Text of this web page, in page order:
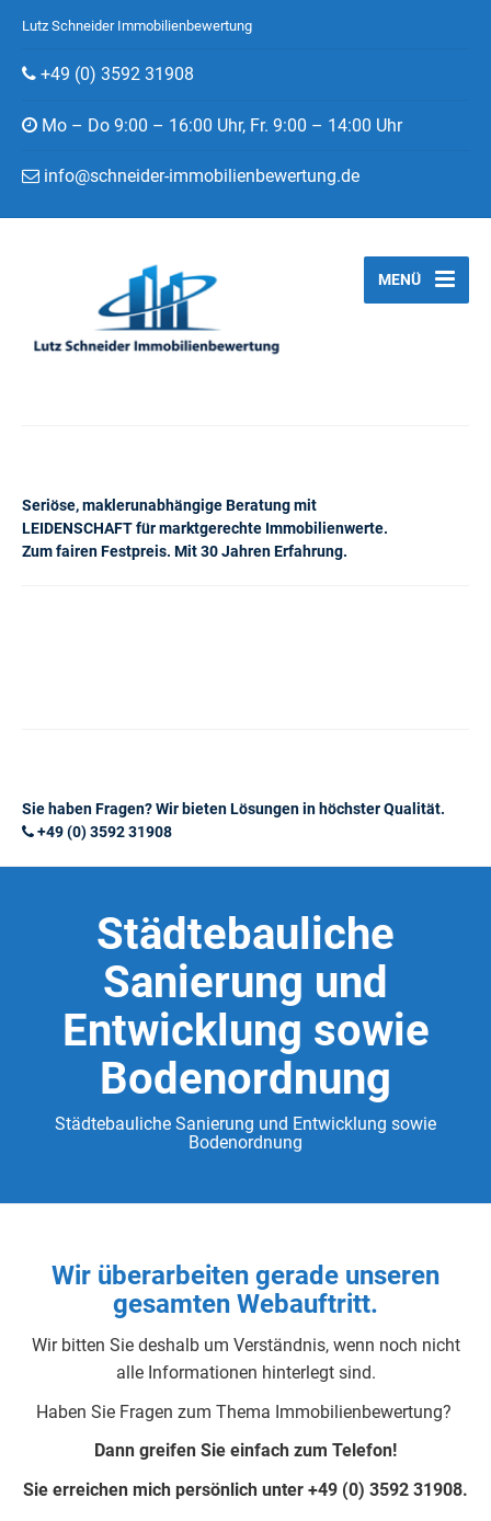
Lutz Schneider Immobilienbewertung
+49 (0) 3592 31908
Mo – Do 9:00 – 16:00 Uhr, Fr. 9:00 – 14:00 Uhr
info@schneider-immobilienbewertung.de
Seriöse, maklerunabhängige Beratung mit
LEIDENSCHAFT für marktgerechte Immobilienwerte.
Zum fairen Festpreis. Mit 30 Jahren Erfahrung.
MENÜ
Sie haben Fragen? Wir bieten Lösungen in höchster Qualität.
+49 (0) 3592 31908
Städtebauliche
Sanierung und
Entwicklung sowie
Bodenordnung
Städtebauliche Sanierung und Entwicklung sowie
Bodenordnung
Wir überarbeiten gerade unseren
gesamten Webauftritt.
Wir bitten Sie deshalb um Verständnis, wenn noch nicht
alle Informationen hinterlegt sind.
Haben Sie Fragen zum Thema Immobilienbewertung?
Dann greifen Sie einfach zum Telefon!
Sie erreichen mich persönlich unter +49 (0) 3592 31908.